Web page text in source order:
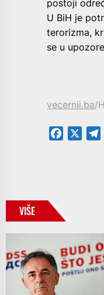
postoji
U BiH je
terorizma,
se u
vecernji.ba/
Facebook
VIŠE